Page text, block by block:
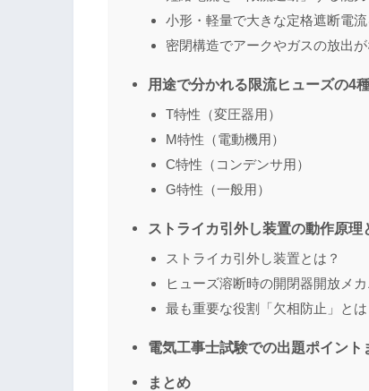
小形・軽量で大きな定格遮断電
密閉構造でアークやガスの放出
用途で分かれる限流ヒューズの4
T特性（変圧器用）
M特性（電動機用）
C特性（コンデンサ用）
G特性（一般用）
ストライカ引外し装置の動作原理
ストライカ引外し装置とは？
ヒューズ溶断時の開閉器開放メ
最も重要な役割「欠相防止」とは
電気工事士試験での出題ポイント
まとめ